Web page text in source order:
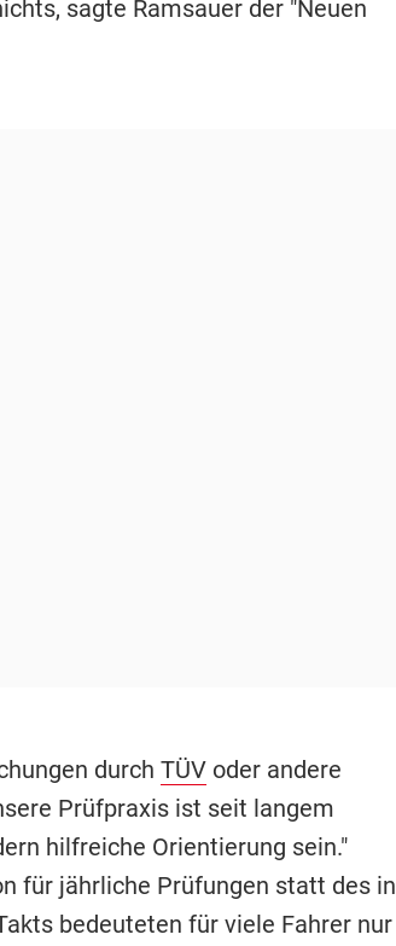
sagte Ramsauer der "Neuen
durch TÜVoder andere
Prüfpraxis ist seit langem
hilfreiche Orientierung sein."
für jährliche Prüfungen statt des in
bedeuteten für viele Fahrer nur